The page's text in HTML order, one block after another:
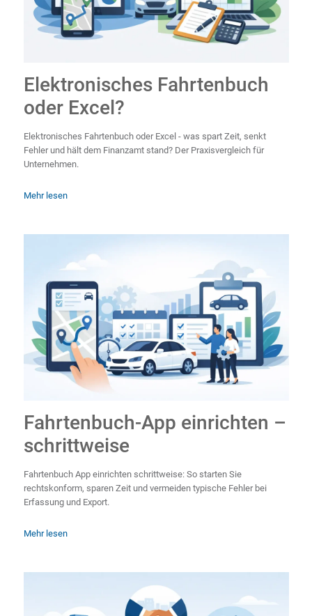
Elektronisches Fahrtenbuch
oder Excel?
Elektronisches Fahrtenbuch oder Excel - was spart Zeit, senkt
Fehler und hält dem Finanzamt stand? Der Praxisvergleich für
Unternehmen.
Mehr lesen
Fahrtenbuch-App einrichten –
schrittweise
Fahrtenbuch App einrichten schrittweise: So starten Sie
rechtskonform, sparen Zeit und vermeiden typische Fehler bei
Erfassung und Export.
Mehr lesen